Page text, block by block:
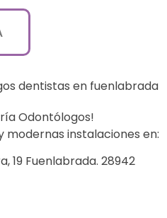
Odontólogos!
modernas instalaciones en:
19 Fuenlabrada. 28942